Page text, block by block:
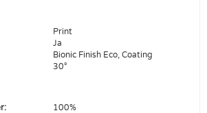
Print
Ja
Bionic Finish Eco, Coating
30°
100%